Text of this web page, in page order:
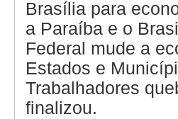
Brasília para
a Paraíba e o
Federal mude a
Estados e
Trabalhadores
finalizou.